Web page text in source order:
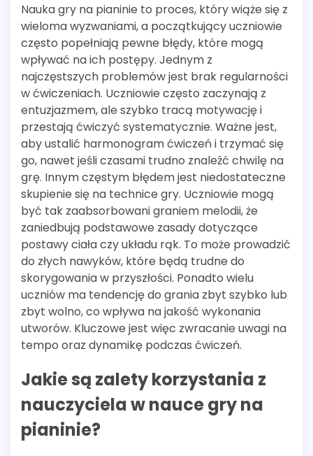
Nauka gry na pianinie to proces, który wiąże się z
wieloma wyzwaniami, a początkujący uczniowie
często popełniają pewne błędy, które mogą
wpływać na ich postępy. Jednym z
najczęstszych problemów jest brak regularności
w ćwiczeniach. Uczniowie często zaczynają z
entuzjazmem, ale szybko tracą motywację i
przestają ćwiczyć systematycznie. Ważne jest,
aby ustalić harmonogram ćwiczeń i trzymać się
go, nawet jeśli czasami trudno znaleźć chwilę na
grę. Innym częstym błędem jest niedostateczne
skupienie się na technice gry. Uczniowie mogą
być tak zaabsorbowani graniem melodii, że
zaniedbują podstawowe zasady dotyczące
postawy ciała czy układu rąk. To może prowadzić
do złych nawyków, które będą trudne do
skorygowania w przyszłości. Ponadto wielu
uczniów ma tendencję do grania zbyt szybko lub
zbyt wolno, co wpływa na jakość wykonania
utworów. Kluczowe jest więc zwracanie uwagi na
tempo oraz dynamikę podczas ćwiczeń.
Jakie są zalety korzystania z
nauczyciela w nauce gry na
pianinie?